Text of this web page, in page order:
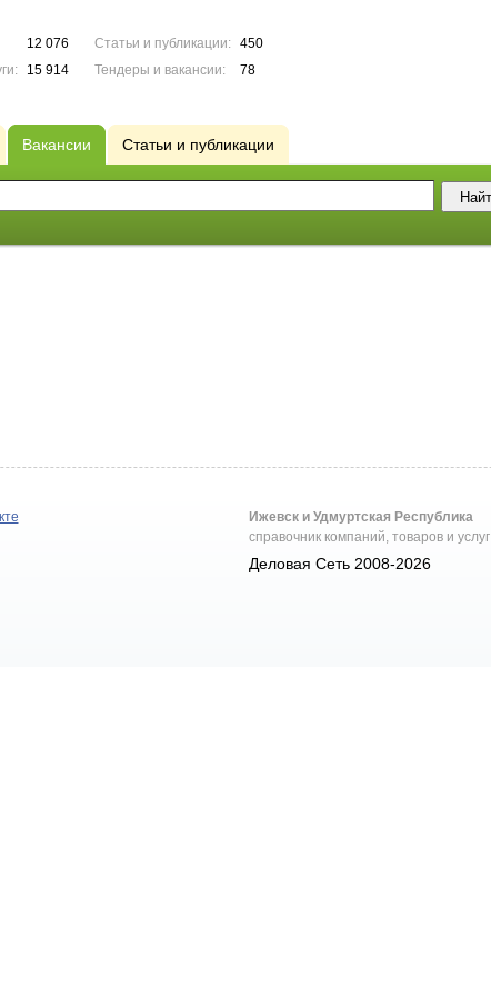
12 076
15 914
Статьи и публикации:
450
Тендеры и вакансии:
78
Вакансии Статьи и публикации
Ижевск и Удмуртская Республика
справочник компаний, товаров и услуг
Деловая Сеть 2008-2026